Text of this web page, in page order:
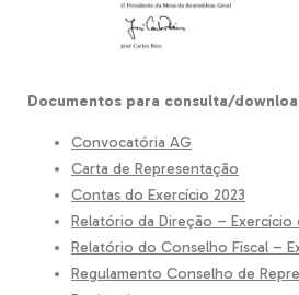
Documentos para consulta/
Convocatória AG
Carta de Representação
Contas do Exercício 2023
Relatório da Direção – Exercício
Relatório do Conselho Fiscal –
Regulamento Conselho de